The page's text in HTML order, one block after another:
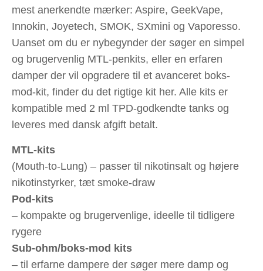
mest anerkendte mærker: Aspire, GeekVape,
Innokin, Joyetech, SMOK, SXmini og Vaporesso.
Uanset om du er nybegynder der søger en simpel
og brugervenlig MTL-penkits, eller en erfaren
damper der vil opgradere til et avanceret boks-
mod-kit, finder du det rigtige kit her. Alle kits er
kompatible med 2 ml TPD-godkendte tanks og
leveres med dansk afgift betalt.
MTL-kits
(Mouth-to-Lung) – passer til nikotinsalt og højere
nikotinstyrker, tæt smoke-draw
Pod-kits
– kompakte og brugervenlige, ideelle til tidligere
rygere
Sub-ohm/boks-mod kits
– til erfarne dampere der søger mere damp og